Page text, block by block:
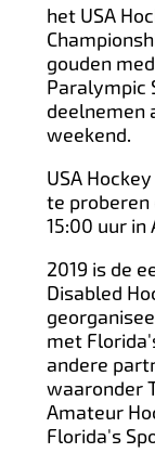
het USA
gouden
Paralympic
deelnemen
weekend.
USA
te proberen
15:00 uur in
2019 is de
Disabled
met
andere
waaronder
Amateur
Florida's